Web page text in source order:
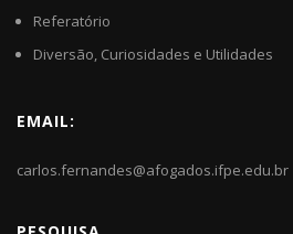
Referatório
Diversão, Curiosidades e Utilidades
EMAIL:
carlos.fernandes@afogados.ifpe.edu.br